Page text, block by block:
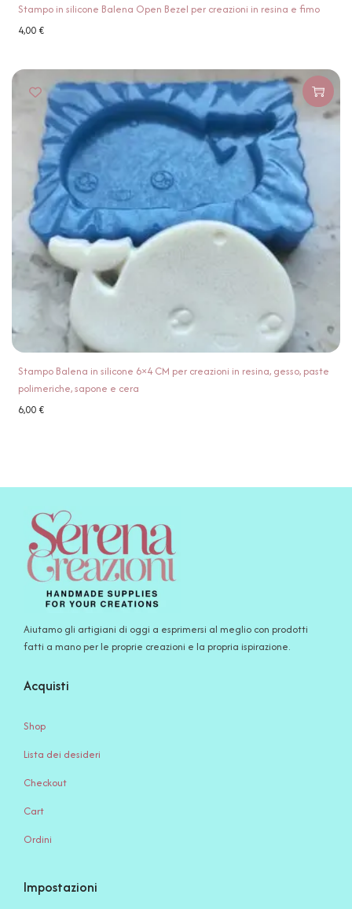
Stampo in silicone Balena Open Bezel per creazioni in resina e fimo
4,00€
Stampo Balena in silicone 6×4 CM per creazioni in resina, gesso, paste
polimeriche, sapone e cera
6,00€
Aiutamo gli artigiani di oggi a esprimersi al meglio con prodotti
fatti a mano per le proprie creazioni e la propria ispirazione.
Acquisti
Shop
Lista dei desideri
Checkout
Cart
Ordini
Impostazioni